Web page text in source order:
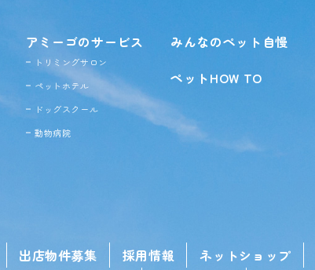
アミーゴのサービス
トリミングサロン
ペットホテル
ドッグスクール
動物病院
みんなのペット自慢
ペットHOW TO
出店物件募集 採用情報 ネットショップ